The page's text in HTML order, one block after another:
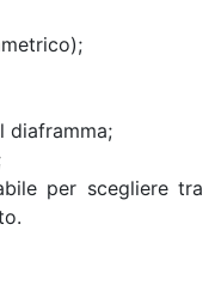
diaframma;
per scegliere tra